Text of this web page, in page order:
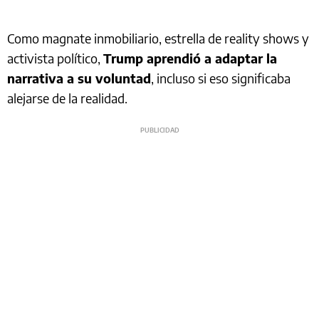
Como magnate inmobiliario, estrella de reality shows y
activista político, Trump aprendió a adaptar la
narrativa a su voluntad, incluso si eso significaba
alejarse de la realidad.